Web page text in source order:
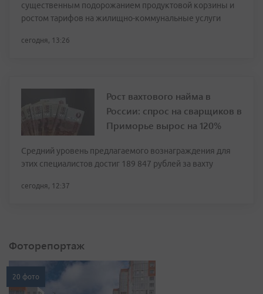
существенным подорожанием продуктовой корзины и
ростом тарифов на жилищно-коммунальные услуги
сегодня, 13:26
Рост вахтового найма в
России: спрос на сварщиков в
Приморье вырос на 120%
Средний уровень предлагаемого вознаграждения для
этих специалистов достиг 189 847 рублей за вахту
сегодня, 12:37
Фоторепортаж
20 фото